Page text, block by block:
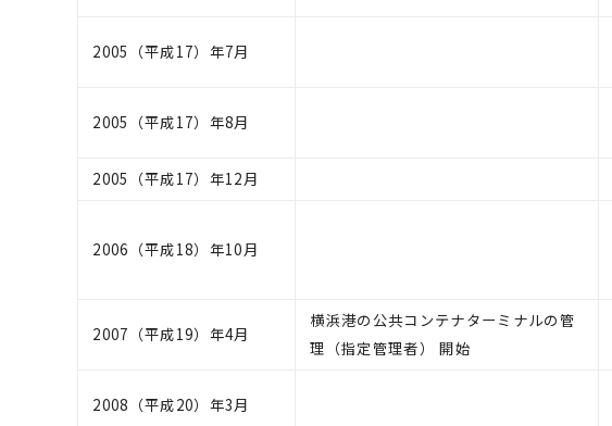
2005（平成17）年7月
2005（平成17）年8月
2005（平成17）年12月
2006（平成18）年10月
2007（平成19）年4月
横浜港の公共コンテナターミナルの管
理（指定管理者） 開始
2008（平成20）年3月